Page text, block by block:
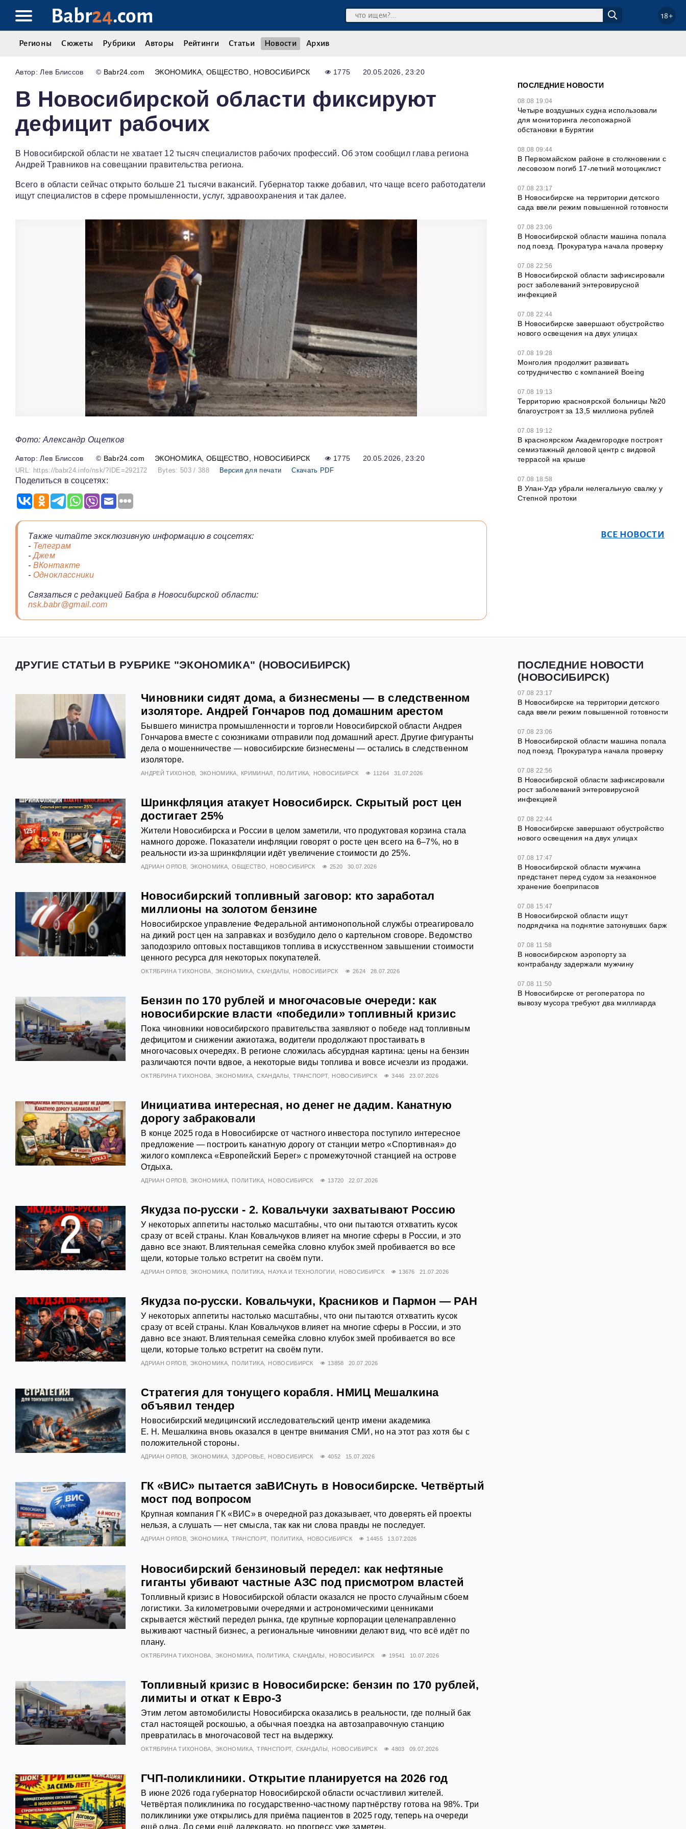
Babr24.com 18+
Регионы Сюжеты Рубрики Авторы Рейтинги Статьи Новости Архив
Лев Блиссов © Babr24.com ЭКОНОМИКА ОБЩЕСТВО НОВОСИБИРСК 1775 20.05.2026, 23:20
В Новосибирской области фиксируют
дефицит рабочих
В Новосибирской области не хватает 12 тысяч специалистов рабочих профессий. Об этом сообщил глава региона
Андрей Травников на совещании правительства региона.
Всего в области сейчас открыто больше 21 тысячи вакансий. Губернатор также добавил, что чаще всего работодатели
ищут специалистов в сфере промышленности, услуг, здравоохранения и так далее.
Фото: Александр Ощепков
Лев Блиссов © Babr24.com ЭКОНОМИКА ОБЩЕСТВО НОВОСИБИРСК 1775 20.05.2026, 23:20
URL: https://babr24.info/nsk/?IDE=292172 Bytes: 503 / 388 Версия для печати Скачать PDF
Поделиться в соцсетях:
Также читайте эксклюзивную информацию в соцсетях:
- Телеграм
-Джем
- ВКонтакте
- Одноклассники
Связаться с редакцией Бабра в Новосибирской области:
nsk.babr@gmail.com
ПОСЛЕДНИЕ НОВОСТИ
08.08 19:04
Четыре воздушных судна использовали
для мониторинга лесопожарной
обстановки в Бурятии
08.08 09:44
В Первомайском районе в столкновении с
лесовозом погиб 17-летний мотоциклист
07.08 23:17
В Новосибирске на территории детского
сада ввели режим повышенной готовности
07.08 23:06
В Новосибирской области машина попала
под поезд. Прокуратура начала проверку
07.08 22:56
В Новосибирской области зафиксировали
рост заболеваний энтеровирусной
инфекцией
07.08 22:44
В Новосибирске завершают обустройство
нового освещения на двух улицах
07.08 19:28
Монголия продолжит развивать
сотрудничество с компанией Boeing
07.08 19:13
Территорию красноярской больницы №20
благоустроят за 13,5 миллиона рублей
07.08 19:12
В красноярском Академгородке построят
семиэтажный деловой центр с видовой
террасой на крыше
07.08 18:58
В Улан-Удэ убрали нелегальную свалку у
Степной протоки
ВСЕ НОВОСТИ
ДРУГИЕ СТАТЬИ В РУБРИКЕ "ЭКОНОМИКА" (НОВОСИБИРСК)
Чиновники сидят дома, а бизнесмены — в следственном
изоляторе. Андрей Гончаров под домашним арестом
Бывшего министра промышленности и торговли Новосибирской области Андрея
Гончарова вместе с союзниками отправили под домашний арест. Другие фигуранты
дела о мошенничестве — новосибирские бизнесмены — остались в следственном
изоляторе.
АНДРЕЙ ТИХОНОВ ЭКОНОМИКА КРИМИНАЛ ПОЛИТИКА НОВОСИБИРСК 11264 31.07.2026
Шринкфляция атакует Новосибирск. Скрытый рост цен
достигает 25%
Жители Новосибирска и России в целом заметили, что продуктовая корзина стала
намного дороже. Показатели инфляции говорят о росте цен всего на 6–7%, но в
реальности из‑за шринкфляции идёт увеличение стоимости до 25%.
АДРИАН ОРЛОВ ЭКОНОМИКА ОБЩЕСТВО НОВОСИБИРСК 2520 30.07.2026
Новосибирский топливный заговор: кто заработал
миллионы на золотом бензине
Новосибирское управление Федеральной антимонопольной службы отреагировало
на дикий рост цен на заправках и возбудило дело о картельном сговоре. Ведомство
заподозрило оптовых поставщиков топлива в искусственном завышении стоимости
ценного ресурса для некоторых покупателей.
ОКТЯБРИНА ТИХОНОВА ЭКОНОМИКА СКАНДАЛЫ НОВОСИБИРСК 2624 28.07.2026
Бензин по 170 рублей и многочасовые очереди: как
новосибирские власти «победили» топливный кризис
Пока чиновники новосибирского правительства заявляют о победе над топливным
дефицитом и снижении ажиотажа, водители продолжают простаивать в
многочасовых очередях. В регионе сложилась абсурдная картина: цены на бензин
различаются почти вдвое, а некоторые виды топлива и вовсе исчезли из продажи.
ОКТЯБРИНА ТИХОНОВА ЭКОНОМИКА СКАНДАЛЫ ТРАНСПОРТ НОВОСИБИРСК 3446 23.07.2026
Инициатива интересная, но денег не дадим. Канатную
дорогу забраковали
В конце 2025 года в Новосибирске от частного инвестора поступило интересное
предложение — построить канатную дорогу от станции метро «Спортивная» до
жилого комплекса «Европейский Берег» с промежуточной станцией на острове
Отдыха.
АДРИАН ОРЛОВ ЭКОНОМИКА ПОЛИТИКА НОВОСИБИРСК 13720 22.07.2026
Якудза по-русски - 2. Ковальчуки захватывают Россию
У некоторых аппетиты настолько масштабны, что они пытаются отхватить кусок
сразу от всей страны. Клан Ковальчуков влияет на многие сферы в России, и это
давно все знают. Влиятельная семейка словно клубок змей пробивается во все
щели, которые только встретит на своём пути.
АДРИАН ОРЛОВ ЭКОНОМИКА ПОЛИТИКА НАУКА И ТЕХНОЛОГИИ НОВОСИБИРСК 13676 21.07.2026
Якудза по-русски. Ковальчуки, Красников и Пармон — РАН
У некоторых аппетиты настолько масштабны, что они пытаются отхватить кусок
сразу от всей страны. Клан Ковальчуков влияет на многие сферы в России, и это
давно все знают. Влиятельная семейка словно клубок змей пробивается во все
щели, которые только встретит на своём пути.
АДРИАН ОРЛОВ ЭКОНОМИКА ПОЛИТИКА НОВОСИБИРСК 13858 20.07.2026
Стратегия для тонущего корабля. НМИЦ Мешалкина
объявил тендер
Новосибирский медицинский исследовательский центр имени академика
Е. Н. Мешалкина вновь оказался в центре внимания СМИ, но на этот раз хотя бы с
положительной стороны.
АДРИАН ОРЛОВ ЭКОНОМИКА ЗДОРОВЬЕ НОВОСИБИРСК 4052 15.07.2026
ГК «ВИС» пытается заВИСнуть в Новосибирске. Четвёртый
мост под вопросом
Крупная компания ГК «ВИС» в очередной раз доказывает, что доверять ей проекты
нельзя, а слушать — нет смысла, так как ни слова правды не последует.
АДРИАН ОРЛОВ ЭКОНОМИКА ТРАНСПОРТ ПОЛИТИКА НОВОСИБИРСК 14455 13.07.2026
Новосибирский бензиновый передел: как нефтяные
гиганты убивают частные АЗС под присмотром властей
Топливный кризис в Новосибирской области оказался не просто случайным сбоем
логистики. За километровыми очередями и астрономическими ценниками
скрывается жёсткий передел рынка, где крупные корпорации целенаправленно
выживают частный бизнес, а региональные чиновники делают вид, что всё идёт по
плану.
ОКТЯБРИНА ТИХОНОВА ЭКОНОМИКА ПОЛИТИКА СКАНДАЛЫ НОВОСИБИРСК 19541 10.07.2026
Топливный кризис в Новосибирске: бензин по 170 рублей,
лимиты и откат к Евро-3
Этим летом автомобилисты Новосибирска оказались в реальности, где полный бак
стал настоящей роскошью, а обычная поездка на автозаправочную станцию
превратилась в многочасовой тест на выдержку.
ОКТЯБРИНА ТИХОНОВА ЭКОНОМИКА ТРАНСПОРТ СКАНДАЛЫ НОВОСИБИРСК 4803 09.07.2026
ГЧП-поликлиники. Открытие планируется на 2026 год
В июне 2026 года губернатор Новосибирской области осчастливил жителей.
Четвёртая поликлиника по государственно‑частному партнёрству готова на 98%. Три
поликлиники уже открылись для приёма пациентов в 2025 году, теперь на очереди
ещё одна. До семи ещё далековато, но прогресс уже заметен.
ПОСЛЕДНИЕ НОВОСТИ
(НОВОСИБИРСК)
07.08 23:17
В Новосибирске на территории детского
сада ввели режим повышенной готовности
07.08 23:06
В Новосибирской области машина попала
под поезд. Прокуратура начала проверку
07.08 22:56
В Новосибирской области зафиксировали
рост заболеваний энтеровирусной
инфекцией
07.08 22:44
В Новосибирске завершают обустройство
нового освещения на двух улицах
07.08 17:47
В Новосибирской области мужчина
предстанет перед судом за незаконное
хранение боеприпасов
07.08 15:47
В Новосибирской области ищут
подрядчика на поднятие затонувших барж
07.08 11:58
В новосибирском аэропорту за
контрабанду задержали мужчину
07.08 11:50
В Новосибирске от регоператора по
вывозу мусора требуют два миллиарда